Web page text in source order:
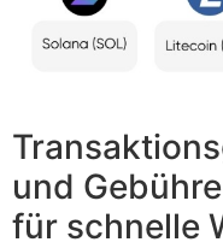
und
für schnelle